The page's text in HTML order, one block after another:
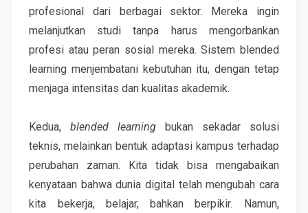
profesional dari berbagai sektor. Mereka ingin
melanjutkan studi tanpa harus mengorbankan
profesi atau peran sosial mereka. Sistem blended
learning menjembatani kebutuhan itu, dengan tetap
menjaga intensitas dan kualitas akademik.
Kedua,blended learning bukan sekadar solusi
teknis, melainkan bentuk adaptasi kampus terhadap
perubahan zaman. Kita tidak bisa mengabaikan
kenyataan bahwa dunia digital telah mengubah cara
kita bekerja, belajar, bahkan berpikir. Namun,